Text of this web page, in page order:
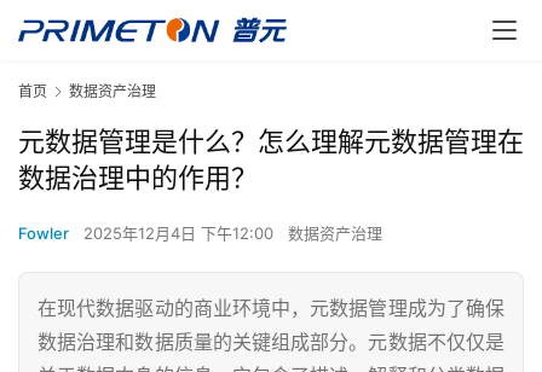
首页 数据资产治理
元数据管理是什么？怎么理解元数据管理在
数据治理中的作用？
Fowler 2025年12月4日 下午12:00 数据资产治理
在现代数据驱动的商业环境中，元数据管理成为了确保
数据治理和数据质量的关键组成部分。元数据不仅仅是